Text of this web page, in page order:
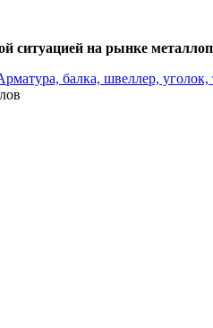
ситуацией на рынке